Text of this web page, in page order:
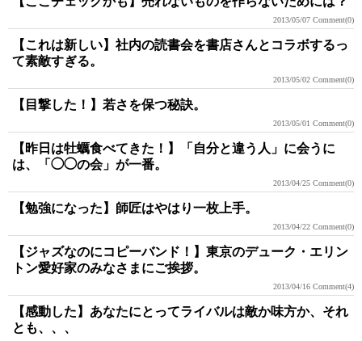
2013/05/07 Comment(0)
【これは新しい】社内の読書会を書店さんとコラボするっ
て素敵すぎる。
2013/05/02 Comment(0)
【目撃した！】若さを保つ秘訣。
2013/05/01 Comment(0)
【昨日は牡蠣食べてきた！】「自分と違う人」に会うに
は、「◯◯の会」が一番。
2013/04/25 Comment(0)
【勉強になった】師匠はやはり一枚上手。
2013/04/22 Comment(0)
【ジャズなのにコピーバンド！】東京のデューク・エリン
トン愛好家のみなさまにご挨拶。
2013/04/16 Comment(4)
【感動した】あなたにとってライバルは敵か味方か、それ
とも、、、